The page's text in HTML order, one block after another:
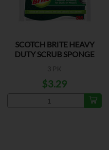
SCOTCH BRITE HEAVY
DUTY SCRUB SPONGE
3 PK
$3.29